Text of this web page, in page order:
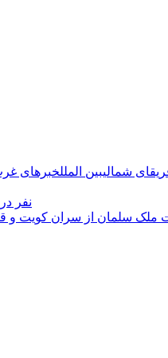
شمالیبین المللخبرهای
۱۳
ملک سلمان از سران کویت